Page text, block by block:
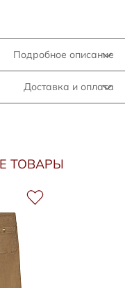
Подробное описание
Доставка и оплата
ТОВАРЫ